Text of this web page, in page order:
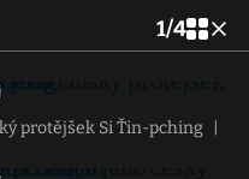
1/4
protějšek Si Ťin-pching